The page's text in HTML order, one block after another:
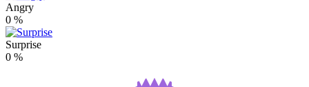
Angry
0 %
Surprise
0 %